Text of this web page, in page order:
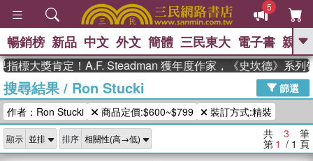
5
GO
熱搜： The Odyssey 、
父親節 、 如果歷史是一群喵 、 暑期
推薦 、 國際布克獎 臺灣漫遊錄
念華 、 台灣的李登輝時代 、 數學女
孩：黎曼猜想
偉大的迷走神經
暢銷榜 新品 中文 外文 簡體 三民東大 電子書 親子
標大獎肯定！A.F. Steadman 獲年度作家，《史坎德》系列
搜尋結果/ Ron Stucki
篩選
作者：Ron Stucki
商品定價:$600~$799 裝訂方式:精裝
顯示 排序 共 3 筆
第 1 / 1 頁